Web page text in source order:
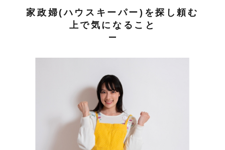
家政婦(ハウスキーパー)を探し頼む
上で気になること